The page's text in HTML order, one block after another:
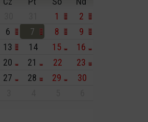
1
2
6 7 8
9
13 14 15
16
20 21 22
23
27 28 29
30